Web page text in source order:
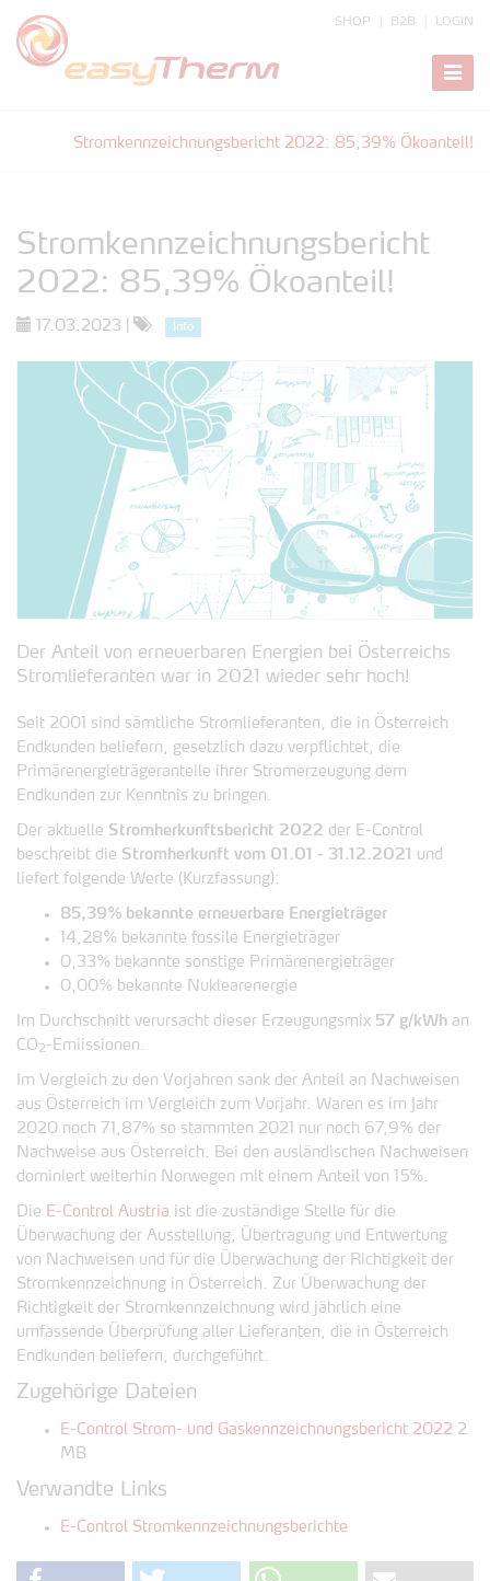
SHOP B2B LOGIN
zeige
Stromkennzeichnungsbericht 2022: 85,39% Ökoanteil!
Stromkennzeichnungsbericht
2022: 85,39% Ökoanteil!
17.03.2023 Info
Der Anteil von erneuerbaren Energien bei Österreichs
Stromlieferanten war in 2021 wieder sehr hoch!
Seit 2001 sind sämtliche Stromlieferanten, die in Österreich
Endkunden beliefern, gesetzlich dazu verpflichtet, die
Primärenergieträgeranteile ihrer Stromerzeugung dem
Endkunden zur Kenntnis zu bringen.
Der aktuelle Stromherkunftsbericht 2022 der E-Control
beschreibt die Stromherkunft vom 01.01 - 31.12.2021
und
liefert folgende Werte (Kurzfassung):
85,39% bekannte erneuerbare Energieträger
14,28% bekannte fossile Energieträger
0,33% bekannte sonstige Primärenergieträger
0,00% bekannte Nuklearenergie
Im Durchschnitt verursacht dieser Erzeugungsmix 57 g/kWh an
CO 2-Emiissionen.
Im Vergleich zu den Vorjahren sank der Anteil an Nachweisen
aus Österreich im Vergleich zum Vorjahr. Waren es im Jahr
2020 noch 71,87% so stammten 2021 nur noch 67,9% der
Nachweise aus Österreich. Bei den ausländischen Nachweisen
dominiert weiterhin Norwegen mit einem Anteil von 15%.
Die E-Control Austria ist die zuständige Stelle für die
Überwachung der Ausstellung, Übertragung und Entwertung
von Nachweisen und für die Überwachung der Richtigkeit der
Stromkennzeichnung in Österreich. Zur Überwachung der
Richtigkeit der Stromkennzeichnung wird jährlich eine
umfassende Überprüfung aller Lieferanten, die in Österreich
Endkunden beliefern, durchgeführt.
Zugehörige Dateien
E-Control Strom- und Gaskennzeichnungsbericht 2022 2
MB
Verwandte Links
E-Control Stromkennzeichnungsberichte